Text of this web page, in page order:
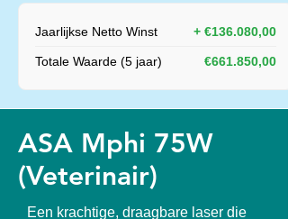
Jaarlijkse Netto Winst + €136.080,00
Totale Waarde (5 jaar) €661.850,00
ASA Mphi 75W
(Veterinair)
Een krachtige, draagbare laser die